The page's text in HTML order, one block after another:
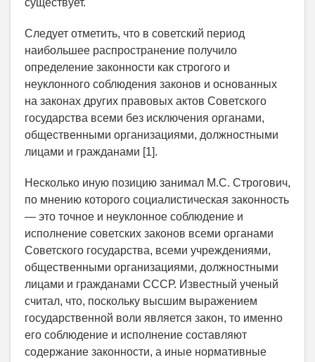
Следует отметить, что в советский период
наибольшее распространение получило
определение законности как строгого и
неуклонного соблюдения законов и основанных
на законах других правовых актов Советского
государства всеми без исключения органами,
общественными организациями, должностными
лицами и гражданами [1].
Несколько иную позицию занимал М.С. Строгович,
по мнению которого социалистическая законность
— это точное и неуклонное соблюдение и
исполнение советских законов всеми органами
Советского государства, всеми учреждениями,
общественными организациями, должностными
лицами и гражданами СССР. Известный ученый
считал, что, поскольку высшим выражением
государственной воли является закон, то именно
его соблюдение и исполнение составляют
содержание законности, а иные нормативные